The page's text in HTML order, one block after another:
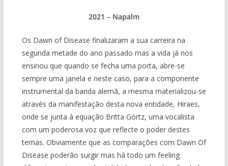
2021 – Napalm
Os Dawn of Disease finalizaram a sua carreira na
segunda metade do ano passado mas a vida já nos
ensinou que quando se fecha uma porta, abre-se
sempre uma janela e neste caso, para a componente
instrumental da banda alemã, a mesma materializou-se
através da manifestação desta nova entidade, Hiraes,
onde se junta à equação Britta Görtz, uma vocalista
com um poderosa voz que reflecte o poder destes
temas. Obviamente que as comparações com Dawn Of
Disease poderão surgir mas há todo um feeling